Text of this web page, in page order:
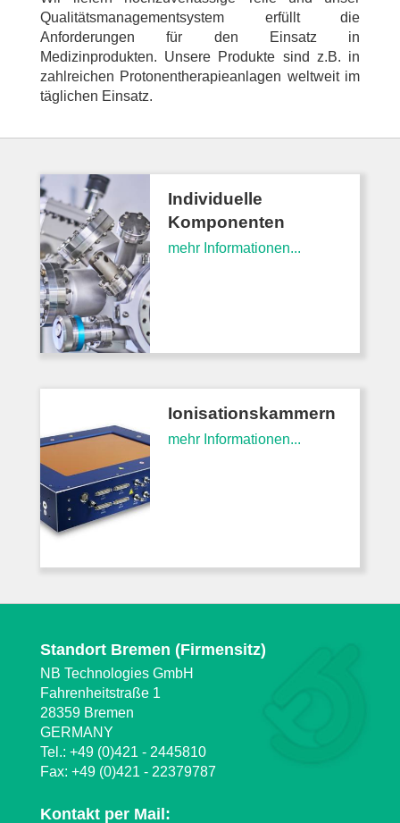
Qualitätsmanagementsystem erfüllt die
Anforderungen für den Einsatz in
Medizinprodukten. Unsere Produkte sind z.B. in
zahlreichen Protonentherapieanlagen weltweit im
täglichen Einsatz.
Individuelle
Komponenten
mehr Informationen...
Ionisationskammern
mehr Informationen...
Standort Bremen (Firmensitz)
NB Technologies GmbH
Fahrenheitstraße 1
28359 Bremen
GERMANY
Tel.: +49 (0)421 - 2445810
Fax: +49 (0)421 - 22379787
Kontakt per Mail: